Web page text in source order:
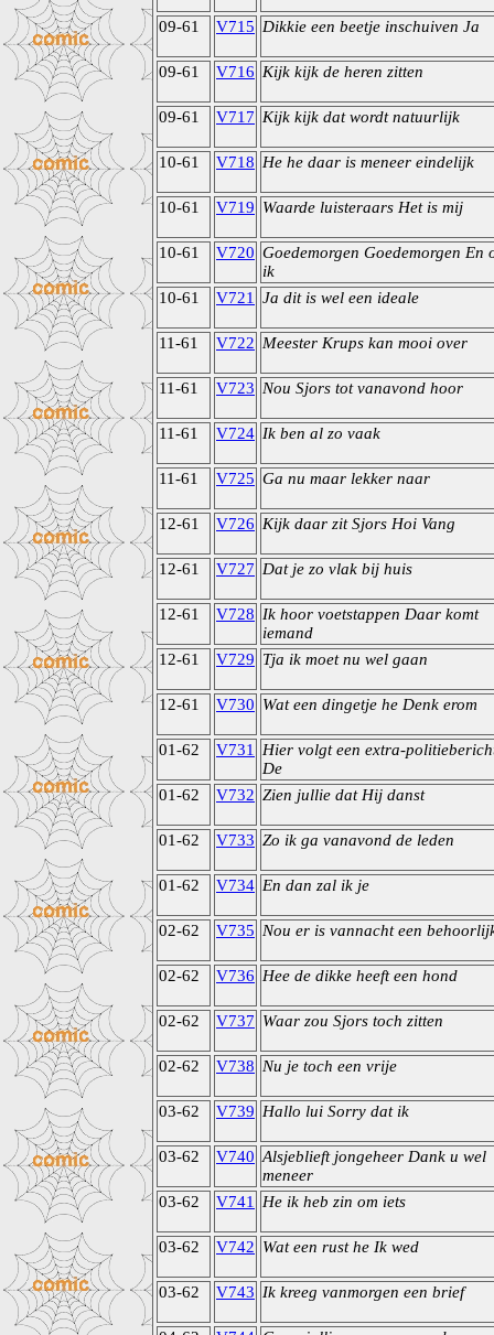
09-61 V715 Dikkie een beetje inschuiven Ja
09-61 V716 Kijk kijk de heren zitten
09-61 V717 Kijk kijk dat wordt natuurlijk
10-61 V718 He he daar is meneer eindelijk
10-61 V719 Waarde luisteraars Het is mij
10-61 V720 Goedemorgen Goedemorgen En
ik
10-61
V721 Ja dit is wel een ideale
11-61 V722 Meester Krups kan mooi over
11-61 V723 Nou Sjors tot vanavond hoor
11-61 V724 Ik ben al zo vaak
11-61 V725 Ga nu maar lekker naar
12-61 V726 Kijk daar zit Sjors Hoi Vang
12-61 V727 Dat je zo vlak bij huis
12-61 V728 Ik hoor voetstappen Daar komt
iemand
12-61
V729 Tja ik moet nu wel gaan
12-61 V730 Wat een dingetje he Denk erom
01-62 V731
Hier volgt een extra-
De
01-62
V732 Zien jullie dat Hij danst
01-62 V733 Zo ik ga vanavond de leden
01-62 V734 En dan zal ik je
02-62 V735 Nou er is vannacht een
02-62 V736 Hee de dikke heeft een hond
02-62 V737 Waar zou Sjors toch zitten
02-62 V738 Nu je toch een vrije
03-62 V739 Hallo lui Sorry dat ik
03-62 V740 Alsjeblieft jongeheer Dank u wel
meneer
03-62
V741 He ik heb zin om iets
03-62 V742 Wat een rust he Ik wed
03-62 V743 Ik kreeg vanmorgen een brief